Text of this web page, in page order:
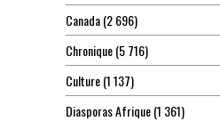
Canada(2 696)
Chronique(5 716)
Culture(1 137)
Diasporas Afrique(1 361)